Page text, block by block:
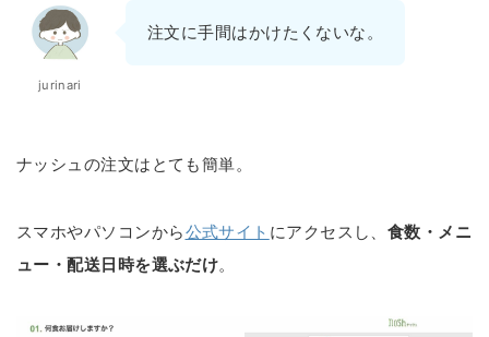
jurinari
注文に手間はかけたくないな。
ナッシュの注文はとても簡単。
スマホやパソコンから公式サイト にアクセスし、 食数・メニ
ュー・配送日時を選ぶだけ。